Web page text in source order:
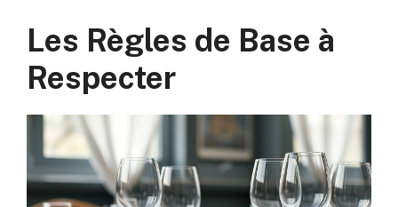
Les Règles de Base à
Respecter